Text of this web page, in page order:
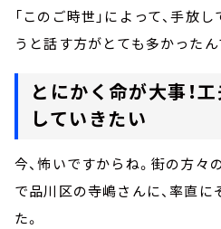
「このご時世」によって、手放
うと話す方がとても多かったん
とにかく命が大事！
していきたい
今、怖いですからね。街の方々
で品川区の寺嶋さんに、率直
た。